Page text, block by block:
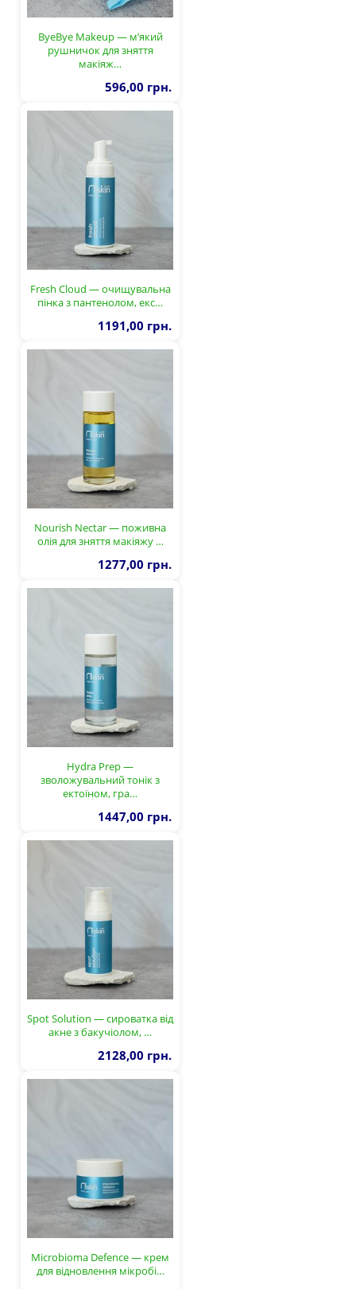
ByeBye Makeup — м’який
рушничок для зняття
макіяж…
596,00 грн.
Fresh Cloud — очищувальна
пінка з пантенолом, екс…
1191,00 грн.
Nourish Nectar — поживна
олія для зняття макіяжу …
1277,00 грн.
Hydra Prep —
зволожувальний тонік з
ектоїном, гра…
1447,00 грн.
Spot Solution — сироватка від
акне з бакучіолом, …
2128,00 грн.
Microbioma Defence — крем
для відновлення мікробі…